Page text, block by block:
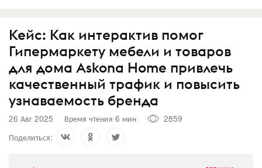
Кейс: Как интерактив помог
Гипермаркету мебели и товаров
для дома Askona Home привлечь
качественный трафик и повысить
узнаваемость бренда
26 Авг 2025 Время чтения 6 мин
2859
Поделиться: